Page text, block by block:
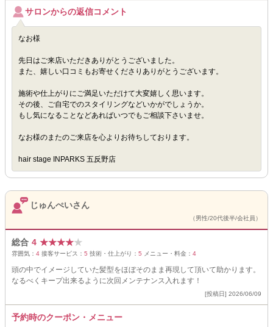
サロンからの返信コメント
なお様
先日はご来店いただきありがとうございました。
また、嬉しい口コミもお寄せくださりありがとうございます。
施術や仕上がりにご満足いただけて大変嬉しく思います。
その後、ご自宅でのスタイリングなどいかがでしょうか。
もし気になることなどあればいつでもご相談下さいませ。
なお様のまたのご来店を心よりお待ちしております。
hair stage INPARKS 五反野店
じゅんぺいさん
（男性/20代後半/会社員）
総合 4 ★★★★★
雰囲気： 4 接客サービス： 5 技術・仕上がり： 5 メニュー・料金： 4
頭の中でイメージしていた髪型をほぼそのまま再現して頂いて助かります。
なるべくキープ出来るように次回メンテナンス入れます！
[投稿日] 2026/06/09
予約時のクーポン・メニュー